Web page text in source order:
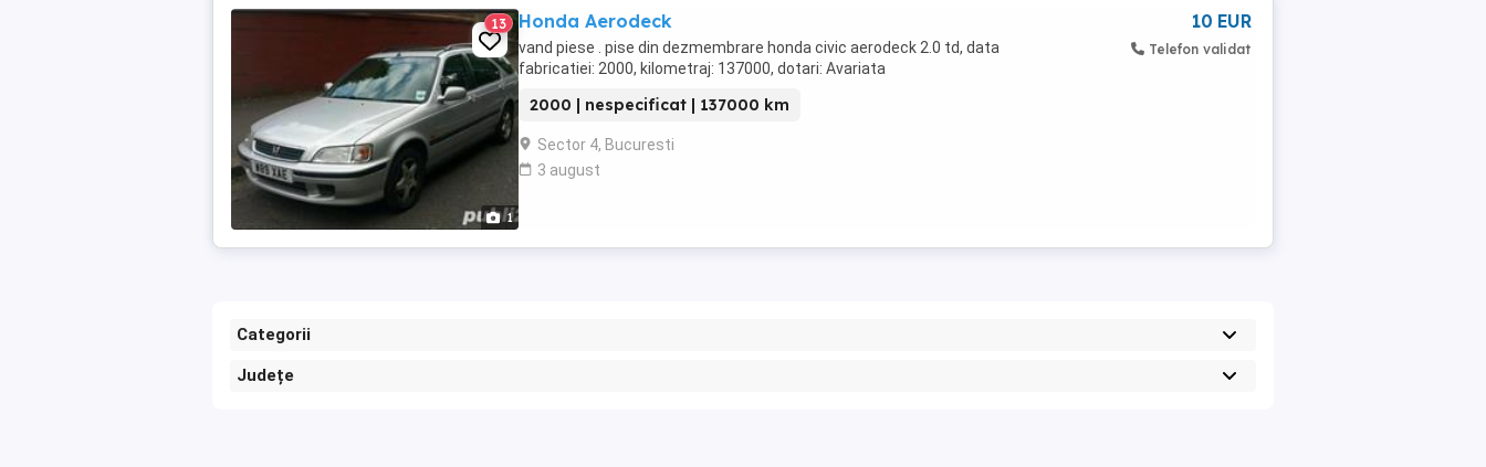
1
13 Honda Aerodeck
vand piese . pise din dezmembrare honda civic aerodeck 2.0 td, data
fabricatiei: 2000, kilometraj: 137000, dotari: Avariata
2000 | nespecificat | 137000 km
Sector 4, Bucuresti
3 august
10 EUR
Telefon validat
Categorii
Județe